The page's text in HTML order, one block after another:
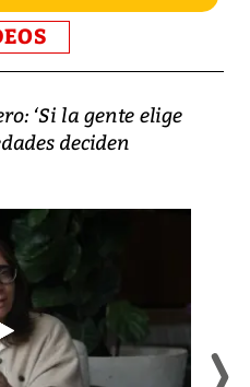
‘Si la gente elige
deciden